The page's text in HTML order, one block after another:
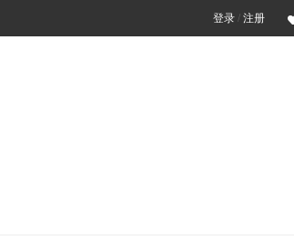
登录 / 注册